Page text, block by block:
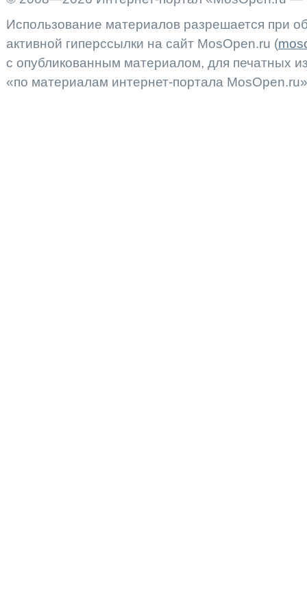
Использование материалов разрешается при
активной гиперссылки на сайт MosOpen.ru (
с опубликованным материалом, для печатных
«по материалам интернет-портала